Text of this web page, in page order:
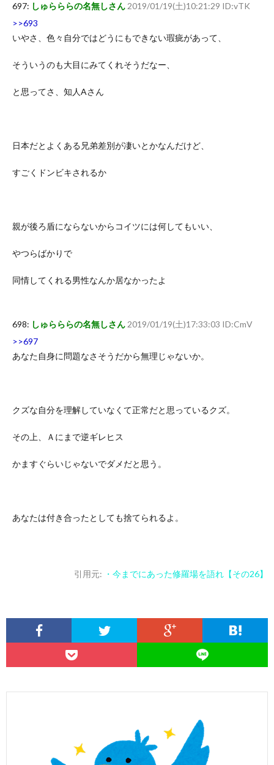
697: しゅらららの名無しさん 2019/01/19(土)10:21:29 ID:vTK
>>693
いやさ、色々自分ではどうにもできない瑕疵があって、
そういうのも大目にみてくれそうだなー、
と思ってさ、知人Aさん
日本だとよくある兄弟差別が凄いとかなんだけど、
すごくドンビキされるか
親が後ろ盾にならないからコイツには何してもいい、
やつらばかりで
同情してくれる男性なんか居なかったよ
698: しゅらららの名無しさん 2019/01/19(土)17:33:03 ID:CmV
>>697
あなた自身に問題なさそうだから無理じゃないか。
クズな自分を理解していなくて正常だと思っているクズ。
その上、Ａにまで逆ギレヒス
かますぐらいじゃないでダメだと思う。
あなたは付き合ったとしても捨てられるよ。
引用元: ・今までにあった修羅場を語れ【その26】